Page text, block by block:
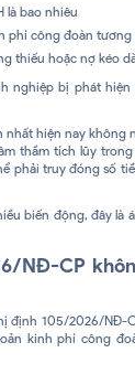
là bao nhiêu
phí công đoàn tương
thiếu hoặc nợ kéo
nghiệp bị phát
nhất hiện nay không
thầm tích lũy
phải truy đóng số
biến động, đây là
NĐ-CP
định 105/2026/NĐ-
kinh phí công